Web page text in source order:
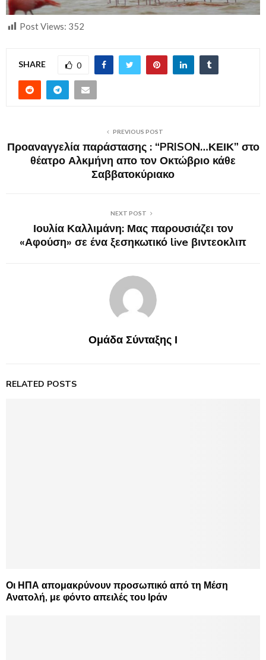
Post Views: 352
SHARE 0
PREVIOUS POST
Προαναγγελία παράστασης : “PRISON…ΚΕΙΚ” στο
θέατρο Αλκμήνη απο τον Οκτώβριο κάθε
Σαββατοκύριακο
NEXT POST
Ιουλία Καλλιμάνη: Μας παρουσιάζει τον
«Αφούση» σε ένα ξεσηκωτικό live βιντεοκλιπ
Ομάδα Σύνταξης Ι
RELATED POSTS
Οι ΗΠΑ απομακρύνουν προσωπικό από τη Μέση
Ανατολή, με φόντο απειλές του Ιράν